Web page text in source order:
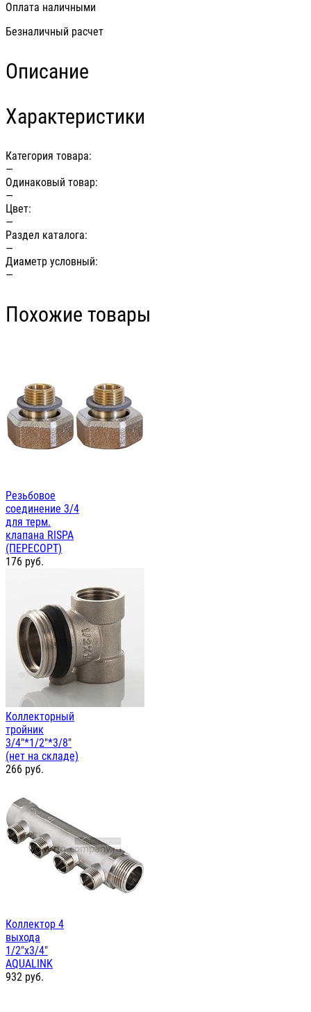
Оплата наличными
Безналичный расчет
Описание
Характеристики
Категория товара:
—
Одинаковый товар:
—
Цвет:
—
Раздел каталога:
—
Диаметр условный:
—
Похожие товары
Резьбовое
соединение 3/4
для терм.
клапана RISPA
(ПЕРЕСОРТ)
176 руб.
Коллекторный
тройник
3/4"*1/2"*3/8"
(нет на складе)
266 руб.
Коллектор 4
выхода
1/2"х3/4"
AQUALINK
932 руб.